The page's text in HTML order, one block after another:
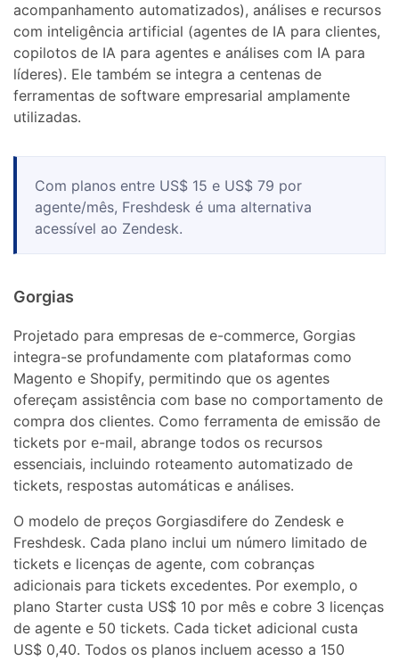
acompanhamento automatizados), análises e recursos
com inteligência artificial (agentes de IA para clientes,
copilotos de IA para agentes e análises com IA para
líderes). Ele também se integra a centenas de
ferramentas de software empresarial amplamente
utilizadas.
Com planos entre US$ 15 e US$ 79 por
agente/mês, Freshdesk é uma alternativa
acessível ao Zendesk.
Gorgias
Projetado para empresas de e-commerce, Gorgias
integra-se profundamente com plataformas como
Magento e Shopify, permitindo que os agentes
ofereçam assistência com base no comportamento de
compra dos clientes. Como ferramenta de emissão de
tickets por e-mail, abrange todos os recursos
essenciais, incluindo roteamento automatizado de
tickets, respostas automáticas e análises.
O modelo de preços Gorgiasdifere do Zendesk e
Freshdesk. Cada plano inclui um número limitado de
tickets e licenças de agente, com cobranças
adicionais para tickets excedentes. Por exemplo, o
plano Starter custa US$ 10 por mês e cobre 3 licenças
de agente e 50 tickets. Cada ticket adicional custa
US$ 0,40. Todos os planos incluem acesso a 150